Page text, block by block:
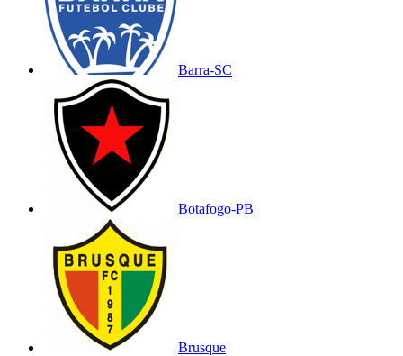
Barra-SC
Botafogo-PB
Brusque